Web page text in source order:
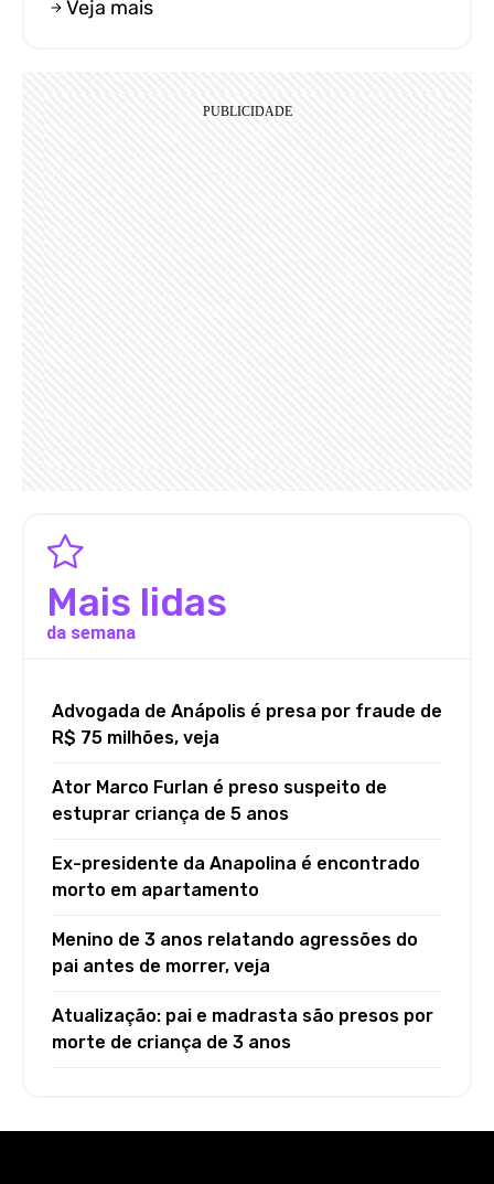
Veja mais
Mais lidas
da semana
Advogada de Anápolis é presa por fraude de
R$ 75 milhões, veja
Ator Marco Furlan é preso suspeito de
estuprar criança de 5 anos
Ex-presidente da Anapolina é encontrado
morto em apartamento
Menino de 3 anos relatando agressões do
pai antes de morrer, veja
Atualização: pai e madrasta são presos por
morte de criança de 3 anos